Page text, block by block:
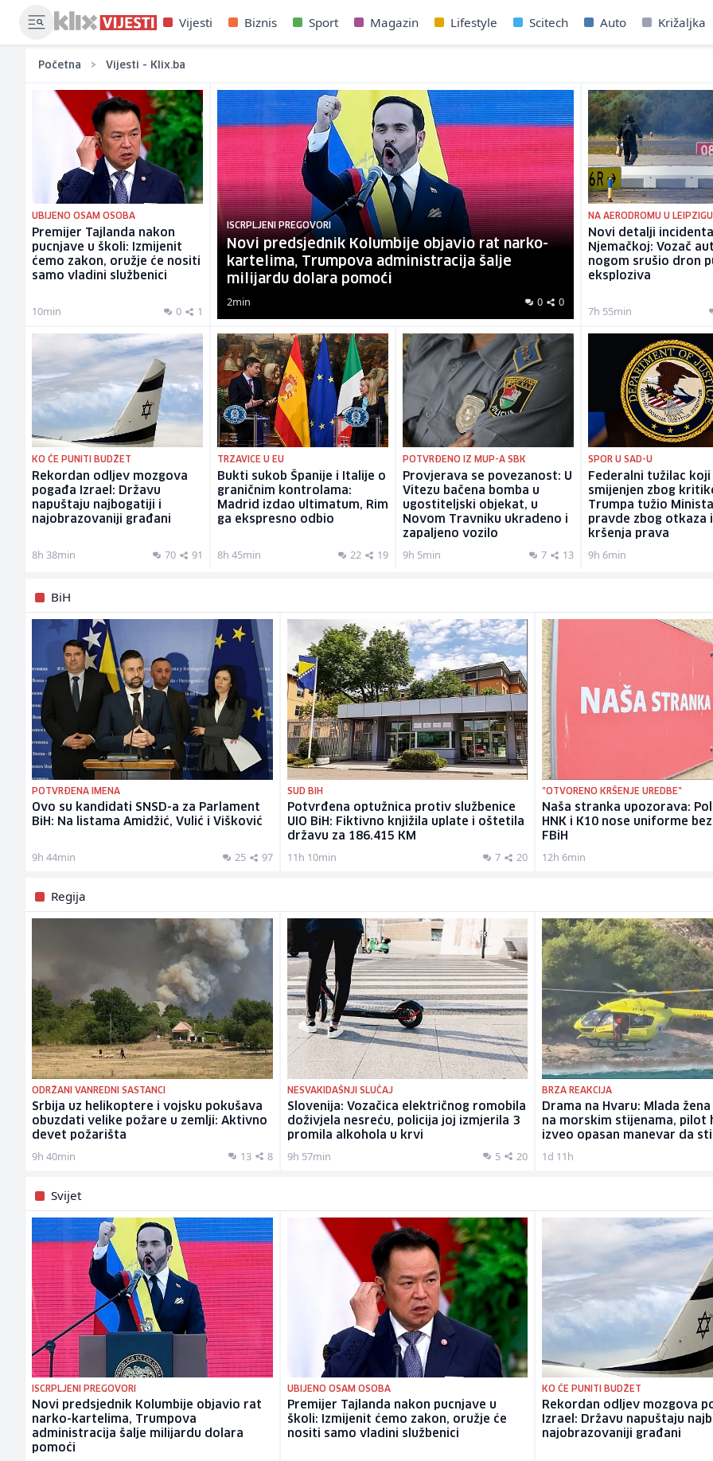
Vijesti Biznis Sport Magazin Lifestyle Scitech Auto Križaljka
Početna › Vijesti - Klix.ba
ISCRPLJENI PREGOVORI
Novi predsjednik Kolumbije objavio rat narko-
kartelima, Trumpova administracija šalje
milijardu dolara pomoći
2min
0 0
UBIJENO OSAM OSOBA
Premijer Tajlanda nakon
pucnjave u školi: Izmijenit
ćemo zakon, oružje će nositi
samo vladini službenici
10min 0 1
NA AERODROMU U LEIPZIGU
Novi detalji
Njemačkoj: Vozač
nogom srušio dron
eksploziva
7h 55min
KO ĆE PUNITI BUDŽET
Rekordan odljev mozgova
pogađa Izrael: Državu
napuštaju najbogatiji i
najobrazovaniji građani
8h 38min 70 91
TRZAVICE U EU
Bukti sukob Španije i Italije o
graničnim kontrolama:
Madrid izdao ultimatum, Rim
ga ekspresno odbio
8h 45min 22 19
POTVRĐENO IZ MUP-A SBK
Provjerava se povezanost: U
Vitezu bačena bomba u
ugostiteljski objekat, u
Novom Travniku ukradeno i
zapaljeno vozilo
9h 5min 7 13
SPOR U SAD-U
Federalni tužilac koji
smijenjen zbog
Trumpa tužio
pravde zbog otkaza i
kršenja prava
9h 6min
BiH
POTVRĐENA IMENA
Ovo su kandidati SNSD-a za Parlament
BiH: Na listama Amidžić, Vulić i Višković
9h 44min 25 97
SUD BIH
Potvrđena optužnica protiv službenice
UIO BiH: Fiktivno knjižila uplate i oštetila
državu za 186.415 KM
11h 10min 7 20
"OTVORENO KRŠENJE UREDBE"
Naša stranka upozorava:
HNK i K10 nose uniforme
FBiH
12h 6min
Regija
ODRŽANI VANREDNI SASTANCI
Srbija uz helikoptere i vojsku pokušava
obuzdati velike požare u zemlji: Aktivno
devet požarišta
9h 40min 13 8
NESVAKIDAŠNJI SLUČAJ
Slovenija: Vozačica električnog romobila
doživjela nesreću, policija joj izmjerila 3
promila alkohola u krvi
9h 57min 5 20
BRZA REAKCIJA
Drama na Hvaru: Mlada
na morskim stijenama, pilot
izveo opasan manevar da
1d 11h
Svijet
ISCRPLJENI PREGOVORI
Novi predsjednik Kolumbije objavio rat
narko-kartelima, Trumpova
administracija šalje milijardu dolara
pomoći
UBIJENO OSAM OSOBA
Premijer Tajlanda nakon pucnjave u
školi: Izmijenit ćemo zakon, oružje će
nositi samo vladini službenici
KO ĆE PUNITI BUDŽET
Rekordan odljev mozgova
Izrael: Državu napuštaju
najobrazovaniji građani